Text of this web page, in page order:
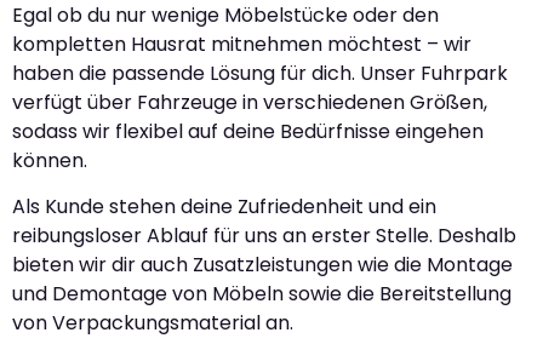
Egal ob du nur wenige Möbelstücke oder den
kompletten Hausrat mitnehmen möchtest – wir
haben die passende Lösung für dich. Unser Fuhrpark
verfügt über Fahrzeuge in verschiedenen Größen,
sodass wir flexibel auf deine Bedürfnisse eingehen
können.
Als Kunde stehen deine Zufriedenheit und ein
reibungsloser Ablauf für uns an erster Stelle. Deshalb
bieten wir dir auch Zusatzleistungen wie die Montage
und Demontage von Möbeln sowie die Bereitstellung
von Verpackungsmaterial an.